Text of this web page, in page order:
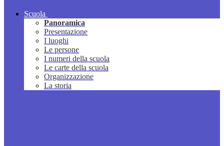
Scuola
Panoramica
Presentazione
I luoghi
Le persone
I numeri della scuola
Le carte della scuola
Organizzazione
La storia